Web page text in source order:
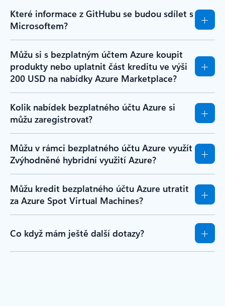
Které informace z GitHubu se budou sdílet s
Microsoftem?
Můžu si s bezplatným účtem Azure koupit
produkty nebo uplatnit část kreditu ve výši
200 USD na nabídky Azure Marketplace?
Kolik nabídek bezplatného účtu Azure si
můžu zaregistrovat?
Můžu v rámci bezplatného účtu Azure využít
Zvýhodněné hybridní využití Azure?
Můžu kredit bezplatného účtu Azure utratit
za Azure Spot Virtual Machines?
Co když mám ještě další dotazy?